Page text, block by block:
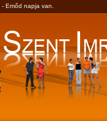
Emőd napja van.